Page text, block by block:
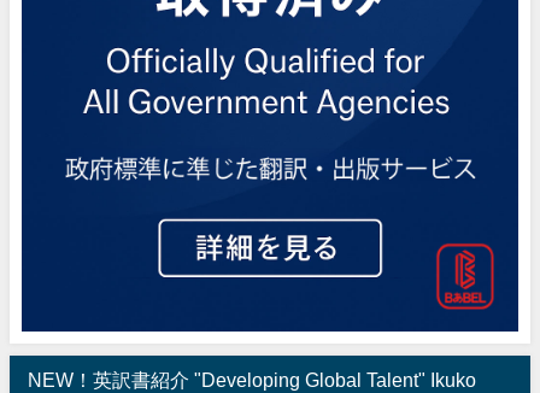
NEW！英訳書紹介 "Developing Global Talent" Ikuko